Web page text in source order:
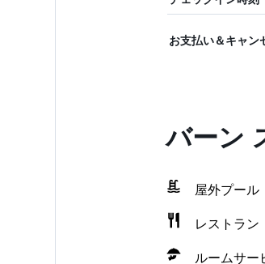
お支払い＆キャン
バーン
屋外プール
レストラン
ルームサー